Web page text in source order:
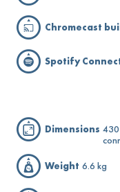
Chromecast
Spotify
Dimensions 430
Weight 6.6 kg